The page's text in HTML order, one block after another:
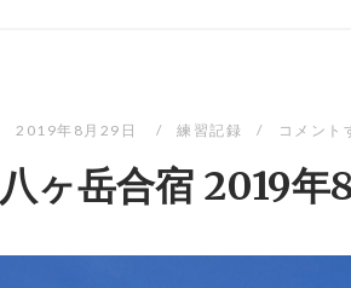
2019年8月29日 練習記録 コメント
八ヶ岳合宿 2019年